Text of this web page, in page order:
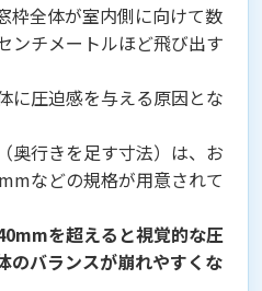
枠全体が室内側に向けて数
ンチメートルほど飛び出す
に圧迫感を与える原因とな
奥行きを足す寸法）は、お
などの規格が用意されて
を超えると視覚的な圧
のバランスが崩れやすくな